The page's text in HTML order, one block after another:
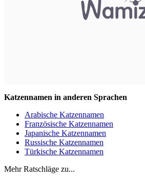
Katzennamen in anderen Sprachen
Arabische Katzennamen
Französische Katzennamen
Japanische Katzennamen
Russische Katzennamen
Türkische Katzennamen
Mehr Ratschläge zu...